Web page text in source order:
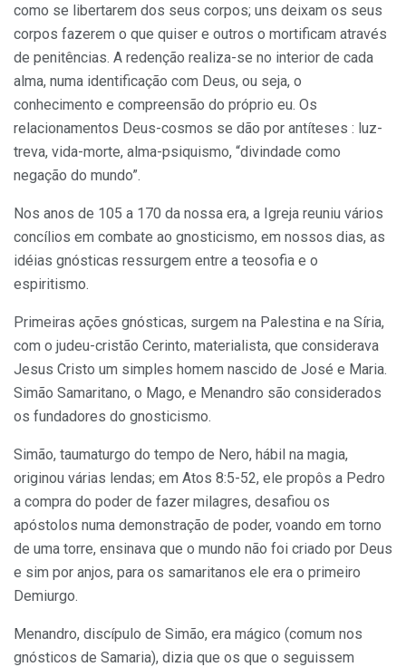
como se libertarem dos seus corpos; uns deixam os seus
corpos fazerem o que quiser e outros o mortificam através
de penitências. A redenção realiza-se no interior de cada
alma, numa identificação com Deus, ou seja, o
conhecimento e compreensão do próprio eu. Os
relacionamentos Deus-cosmos se dão por antíteses : luz-
treva, vida-morte, alma-psiquismo, “divindade como
negação do mundo”.
Nos anos de 105 a 170 da nossa era, a Igreja reuniu vários
concílios em combate ao gnosticismo, em nossos dias, as
idéias gnósticas ressurgem entre a teosofia e o
espiritismo.
Primeiras ações gnósticas, surgem na Palestina e na Síria,
com o judeu-cristão Cerinto, materialista, que considerava
Jesus Cristo um simples homem nascido de José e Maria.
Simão Samaritano, o Mago, e Menandro são considerados
os fundadores do gnosticismo.
Simão, taumaturgo do tempo de Nero, hábil na magia,
originou várias lendas; em Atos 8:5-52, ele propôs a Pedro
a compra do poder de fazer milagres, desafiou os
apóstolos numa demonstração de poder, voando em torno
de uma torre, ensinava que o mundo não foi criado por Deus
e sim por anjos, para os samaritanos ele era o primeiro
Demiurgo.
Menandro, discípulo de Simão, era mágico (comum nos
gnósticos de Samaria), dizia que os que o seguissem